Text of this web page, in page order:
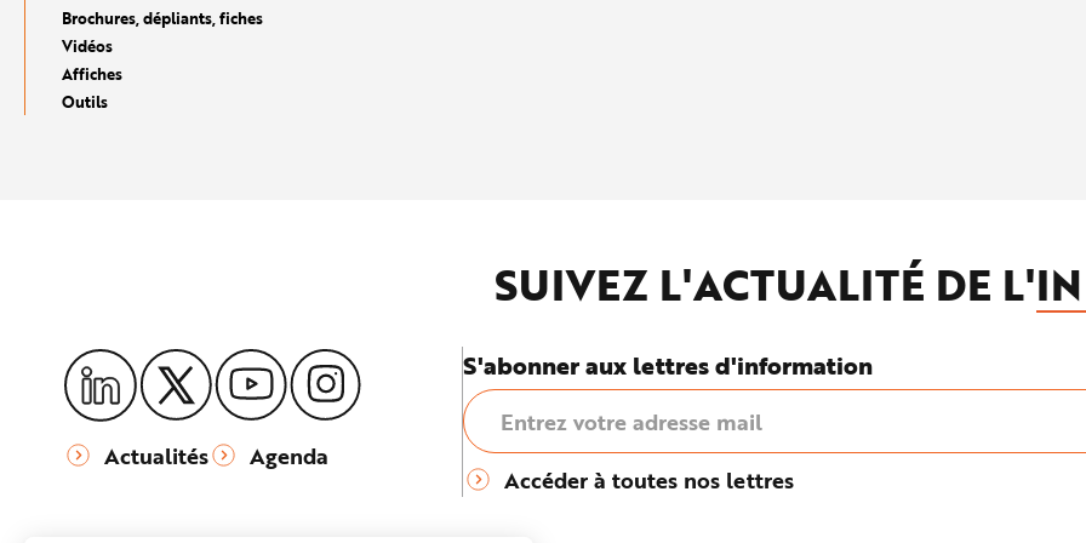
Brochures, dépliants, fiches
Vidéos
Affiches
Outils
SUIVEZ L'ACTUALITÉ DE L'
Actualités Agenda
S'abonner aux lettres d'information
Accéder à toutes nos lettres